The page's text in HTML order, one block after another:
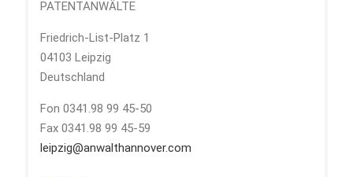
PATENTANWÄLTE
Friedrich-List-Platz 1
04103 Leipzig
Deutschland
Fon 0341.98 99 45-50
Fax 0341.98 99 45-59
leipzig@anwalthannover.com